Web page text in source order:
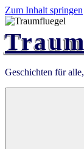
Zum Inhalt springen
Geschichten für